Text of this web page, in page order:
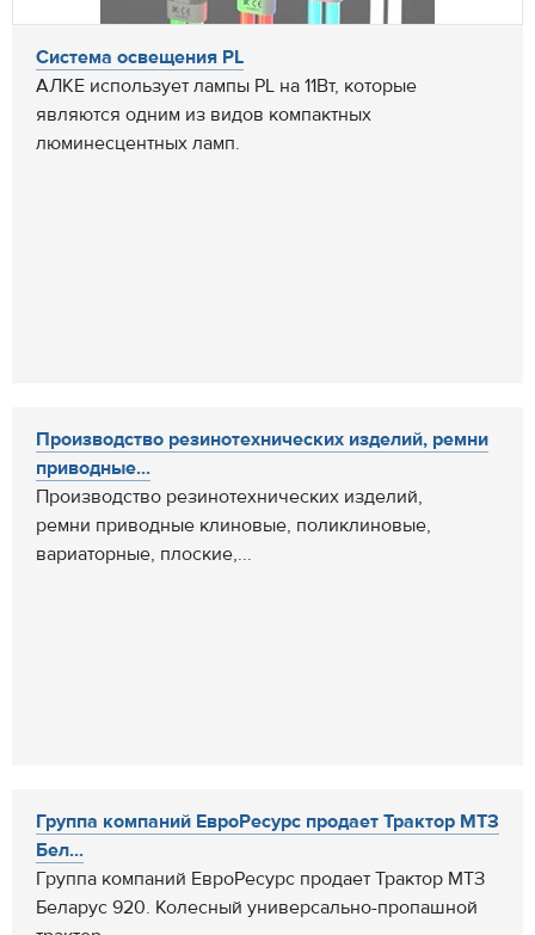
Система освещения PL
АЛКЕ использует лампы PL на 11Вт, которые
являются одним из видов компактных
люминесцентных ламп.
Производство резинотехнических изделий, ремни
приводные...
Производство резинотехнических изделий,
ремни приводные клиновые, поликлиновые,
вариаторные, плоские,...
Группа компаний ЕвроРесурс продает Трактор МТЗ
Бел...
Группа компаний ЕвроРесурс продает Трактор МТЗ
Беларус 920. Колесный универсально-пропашной